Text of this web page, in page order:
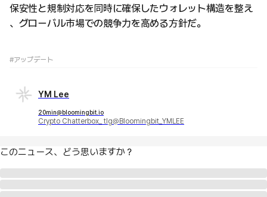
保安性と規制対応を同時に確保したウォレット構造を整え
、グローバル市場での競争力を高める方針だ。
#アップデート
YM Lee
20min@bloomingbit.io
Crypto Chatterbox_ tlg@Bloomingbit_YMLEE
このニュース、どう思いますか？